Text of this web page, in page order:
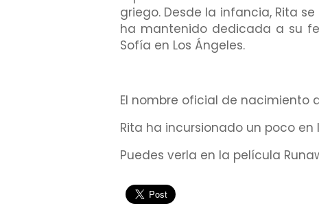
griego. Desde la infancia, Rita
ha mantenido dedicada a su
Sofía en Los Ángeles.
El nombre oficial de nacimiento
Rita ha incursionado un poco en
Puedes verla en la película